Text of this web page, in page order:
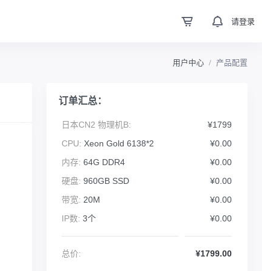
请登录
用户中心 产品配置
订单汇总：
日本CN2 物理机B:
¥1799
CPU: Xeon Gold 6138*2
¥0.00
内存: 64G DDR4
¥0.00
硬盘: 960GB SSD
¥0.00
带宽: 20M
¥0.00
IP数: 3个 ¥0.00
总价: ¥1799.00